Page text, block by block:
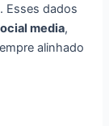
Esses dados
media,
alinhado